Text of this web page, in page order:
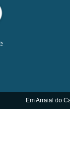
Em Arraial do